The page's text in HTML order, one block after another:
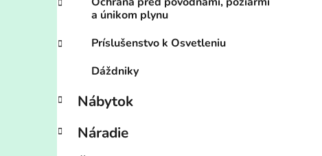
a únikom plynu
Príslušenstvo k Osvetleniu
Dáždniky
Nábytok
Náradie